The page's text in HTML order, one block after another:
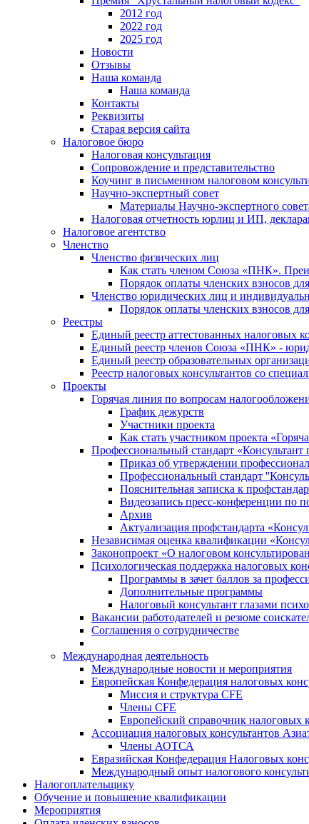
2012 год
2022 год
2025 год
Новости
Отзывы
Наша команда
Наша команда
Контакты
Реквизиты
Старая версия сайта
Налоговое бюро
Налоговая консультация
Cопровождение и представительство
Коучинг в письменном налоговом
Научно-экспертный совет
Материалы Научно-экспертного
Налоговая отчетность юрлиц и ИП,
Налоговое агентство
Членство
Членство физических лиц
Как стать членом Союза «ПНК».
Порядок оплаты членских взносов
Членство юридических лиц и
Порядок оплаты членских взносов
Реестры
Единый реестр аттестованных налоговых
Единый реестр членов Союза «ПНК» -
Единый реестр образовательных
Реестр налоговых консультантов со
Проекты
Горячая линия по вопросам
График дежурств
Участники проекта
Как стать участником проекта
Профессиональный стандарт «Консультант
Приказ об утверждении
Профессиональный стандарт
Пояснительная записка к
Видеозапись пресс-конференции по
Архив
Актуализация профстандарта
Независимая оценка квалификации
Законопроект «О налоговом
Психологическая поддержка налоговых
Программы в зачет баллов за
Дополнительные программы
Налоговый консультант глазами
Вакансии работодателей и резюме
Соглашения о сотрудничестве
Международная деятельность
Международные новости и мероприятия
Европейская Конфедерация налоговых
Миссия и структура CFE
Члены CFE
Европейский справочник налоговых
Ассоциация налоговых консультантов
Члены АОТСА
Евразийская Конфедерация Налоговых
Международный опыт налогового
Налогоплательщику
Обучение и повышение квалификации
Мероприятия